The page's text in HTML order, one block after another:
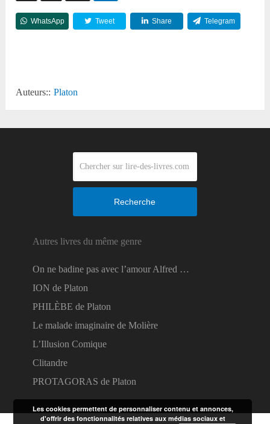
WhatsApp Tweet Share Telegram
Auteurs:: Platon
Recherche
Autres livres du même genre
On ne badine pas avec l’amour Alfred …
ION de Platon
PHILÈBE de Platon
Le malade imaginaire de Molière
L’Illusion Comique
Clitandre
PROTAGORAS de Platon
Les cookies permettent de personnaliser contenu et annonces,
d'offrir des fonctionnalités relatives aux médias sociaux et